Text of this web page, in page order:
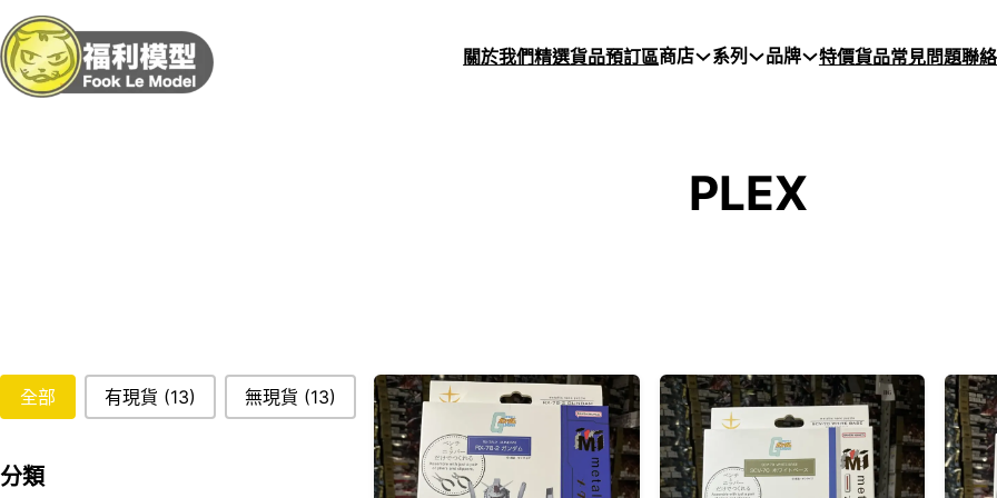
關於我們精選貨品預訂區商店 系列 品牌 特價貨品常見問題聯
PLEX
stockStatus
全部 有現貨 (13) 無現貨 (13)
分類